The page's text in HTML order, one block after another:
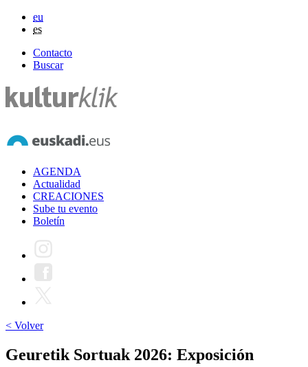
eu
es
Contacto
Buscar
AGENDA
Actualidad
CREACIONES
Sube tu evento
Boletín
< Volver
Geuretik Sortuak 2026: Exposición